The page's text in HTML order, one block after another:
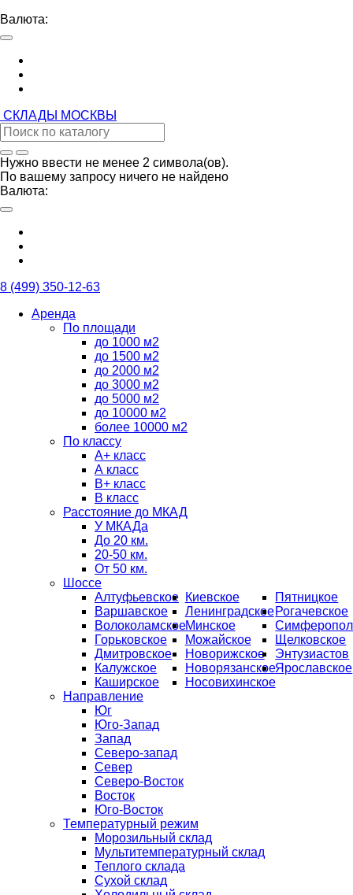
Валюта:
СКЛАДЫ МОСКВЫ
Нужно ввести не менее 2 символа(ов).
По вашему запросу ничего не найдено
Валюта:
8 (499) 350-12-63
Аренда
По площади
до 1000 м2
до 1500 м2
до 2000 м2
до 3000 м2
до 5000 м2
до 10000 м2
более 10000 м2
По классу
А+ класс
А класс
B+ класс
В класс
Расстояние до МКАД
У МКАДа
До 20 км.
20-50 км.
От 50 км.
Шоссе
Алтуфьевское
Варшавское
Волоколамское
Горьковское
Дмитровское
Калужское
Каширское
Киевское
Ленинградское
Минское
Можайское
Новорижское
Новорязанское
Носовихинское
Пятницкое
Рогачевское
Щелковское
Энтузиастов
Ярославское
Направление
Юг
Юго-Запад
Запад
Северо-запад
Север
Северо-Восток
Восток
Юго-Восток
Температурный режим
Морозильный склад
Мультитемпературный склад
Теплого склада
Сухой склад